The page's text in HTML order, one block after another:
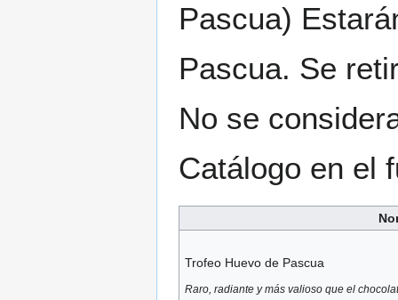
Pascua)
Pascua. Se
No se
Catálogo en el
Trofeo Huevo de Pascua
Raro, radiante y más valioso que el